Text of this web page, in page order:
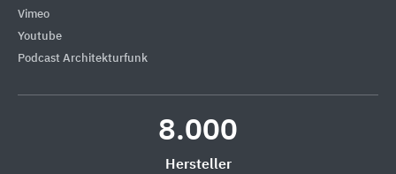
Vimeo
Youtube
Podcast Architekturfunk
8.000
Hersteller